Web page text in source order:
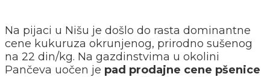
Na pijaci u Nišu je došlo do rasta dominantne
cene kukuruza okrunjenog, prirodno sušenog
na 22 din/kg. Na gazdinstvima u okolini
Pančeva uočen je pad prodajne cene pšenice